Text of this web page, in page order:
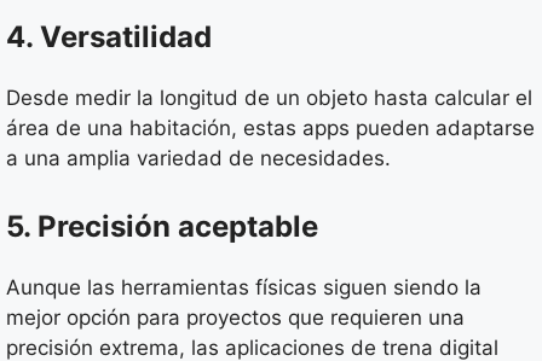
4. Versatilidad
Desde medir la longitud de un objeto hasta calcular el
área de una habitación, estas apps pueden adaptarse
a una amplia variedad de necesidades.
5. Precisión aceptable
Aunque las herramientas físicas siguen siendo la
mejor opción para proyectos que requieren una
precisión extrema, las aplicaciones de trena digital